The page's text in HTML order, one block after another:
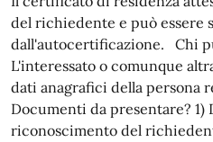
del richiedente e può essere
dall'autocertificazione. Chi
L'interessato o comunque
dati anagrafici della persona
Documenti da presentare? 1)
riconoscimento del